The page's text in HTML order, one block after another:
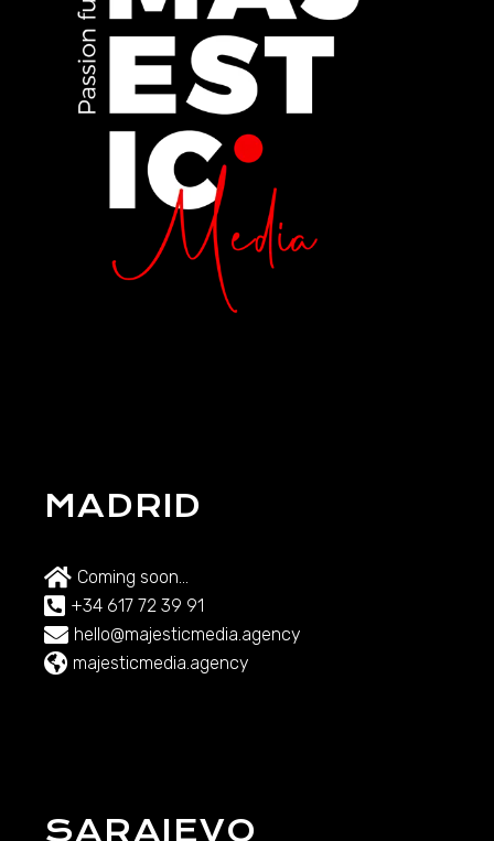
MADRID
Coming soon...
+34 617 72 39 91
hello@majesticmedia.agency
majesticmedia.agency
SARAJEVO